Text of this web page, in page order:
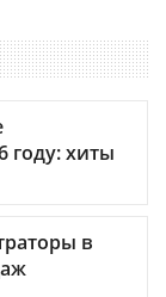
году: хиты
в